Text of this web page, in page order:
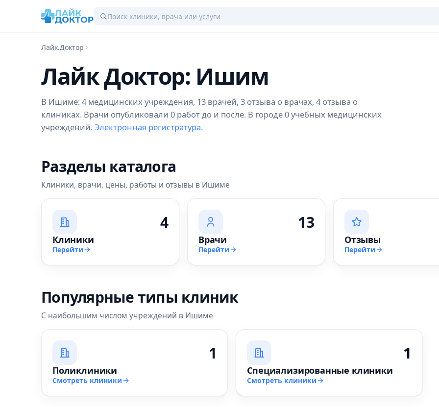
Лайк.Доктор
Лайк Доктор: Ишим
В Ишиме: 4 медицинских учреждения, 13 врачей, 3 отзыва о врачах, 4 отзыва о
клиниках. Врачи опубликовали 0 работ до и после. В городе 0 учебных медицинских
учреждений. Электронная регистратура.
Разделы каталога
Клиники, врачи, цены, работы и отзывы в Ишиме
4
Клиники
Перейти
13
Врачи
Перейти
Отзывы
Перейти
Популярные типы клиник
С наибольшим числом учреждений в Ишиме
1
Поликлиники
Смотреть клиники
1
Специализированные клиники
Смотреть клиники